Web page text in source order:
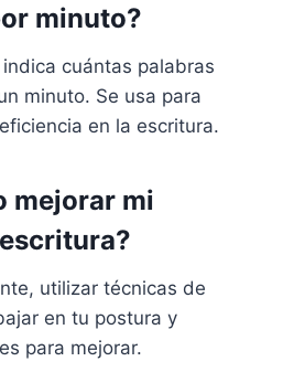
minuto?
cuántas palabras
minuto. Se usa para
en la escritura.
mejorar mi
utilizar técnicas de
en tu postura y
para mejorar.